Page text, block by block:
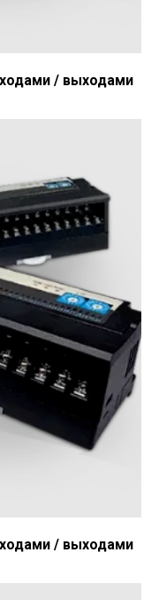
/ выходами
/ выходами